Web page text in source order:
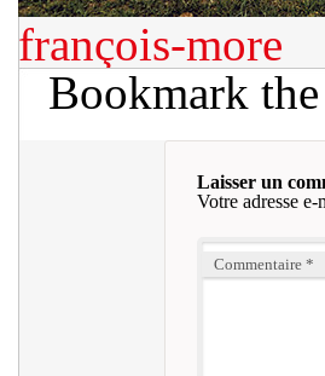
françois-more
Bookmark the
Laisser un
Votre adresse e-
Commentaire *